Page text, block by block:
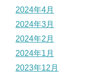
2024年4月
2024年3月
2024年2月
2024年1月
2023年12月